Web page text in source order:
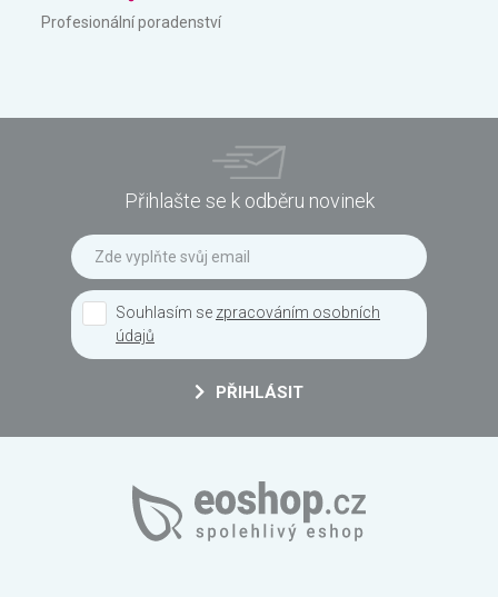
Profesionální poradenství
Přihlašte se k odběru novinek
Souhlasím se zpracováním osobních
údajů
PŘIHLÁSIT